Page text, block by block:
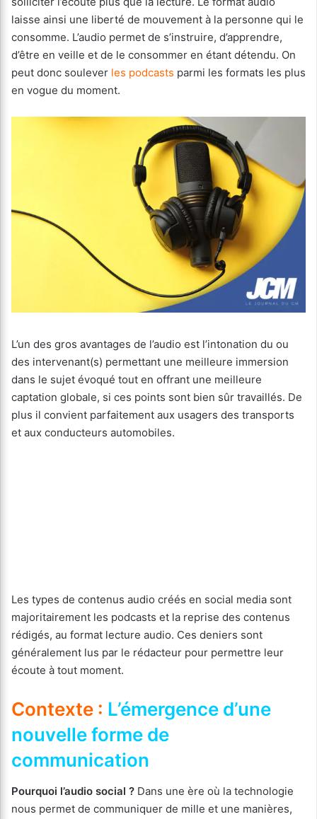
laisse ainsi une liberté de mouvement à la personne qui le
consomme. L’audio permet de s’instruire, d’apprendre,
d’être en veille et de le consommer en étant détendu. On
peut donc soulever les podcasts parmi les formats les plus
en vogue du moment.
L’un des gros avantages de l’audio est l’intonation du ou
des intervenant(s) permettant une meilleure immersion
dans le sujet évoqué tout en offrant une meilleure
captation globale, si ces points sont bien sûr travaillés. De
plus il convient parfaitement aux usagers des transports
et aux conducteurs automobiles.
Les types de contenus audio créés en social media sont
majoritairement les podcasts et la reprise des contenus
rédigés, au format lecture audio. Ces deniers sont
généralement lus par le rédacteur pour permettre leur
écoute à tout moment.
Contexte : L’émergence d’une
nouvelle forme de
communication
Pourquoi l’audio social ? Dans une ère où la technologie
nous permet de communiquer de mille et une manières,